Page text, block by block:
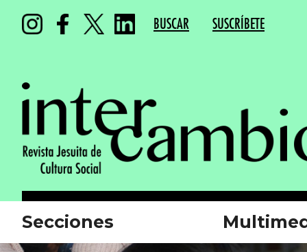
BUSCAR SUSCRÍBETE
Secciones